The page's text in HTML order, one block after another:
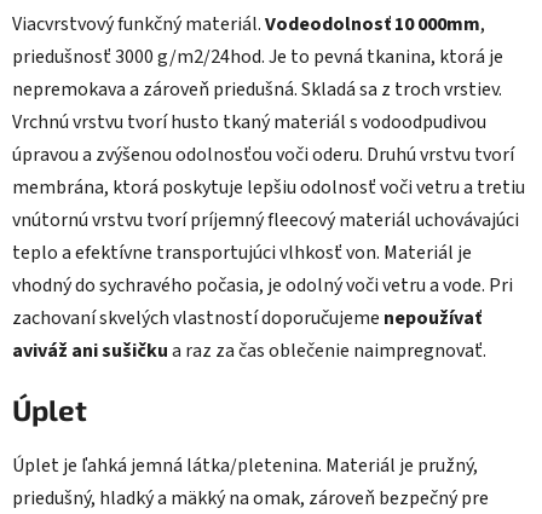
Viacvrstvový funkčný materiál.Vodeodolnosť 10 000mm,
priedušnosť 3000 g/m2/24hod. Je to pevná tkanina, ktorá je
nepremokava a zároveň priedušná. Skladá sa z troch vrstiev.
Vrchnú vrstvu tvorí husto tkaný materiál s vodoodpudivou
úpravou a zvýšenou odolnosťou voči oderu. Druhú vrstvu tvorí
membrána, ktorá poskytuje lepšiu odolnosť voči vetru a tretiu
vnútornú vrstvu tvorí príjemný fleecový materiál uchovávajúci
teplo a efektívne transportujúci vlhkosť von. Materiál je
vhodný do sychravého počasia, je odolný voči vetru a vode. Pri
zachovaní skvelých vlastností doporučujeme nepoužívať
aviváž ani sušičkua raz za čas oblečenie naimpregnovať.
Úplet
Úplet je ľahká jemná látka/pletenina. Materiál je pružný,
priedušný, hladký a mäkký na omak, zároveň bezpečný pre